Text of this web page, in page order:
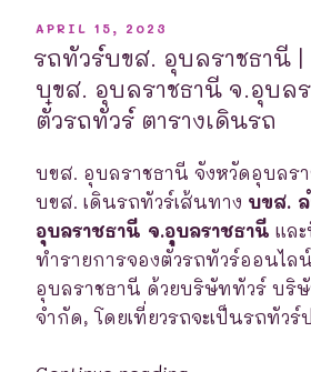
|
กรุงเทพ
–
จอด
อ.อุทุมพรพิสัย
จ.ศรีสะเกษ
|
จอง
ตั๋ว
POSTED
APRIL 15, 2023
รถทัวร์บขส. อุบลราชธานี
บขส. อุบลราชธานี จ.อุบล
ตั๋วรถทัวร์ ตารางเดินรถ
บขส. อุบลราชธานี จังหวัดอุบลร
บขส. เดินรถทัวร์เส้นทาง บขส.
อุบลราชธานี จ.อุบลราชธานี แล
ทำรายการจองตั๋วรถทัวร์ออนไล
อุบลราชธานี ด้วยบริษัททัวร์ บริษั
จำกัด, โดยเที่ยวรถจะเป็นรถทัว